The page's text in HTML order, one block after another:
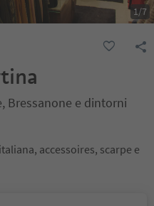
1/7
Bressanone e dintorni
accessoires, scarpe e